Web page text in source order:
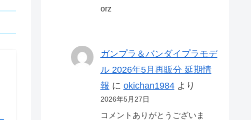
orz
ガンプラ＆バンダイプラモデ
ル 2026年5月再販分 延期情
報 に okichan1984より
2026年5月27日
コメントありがとうございま